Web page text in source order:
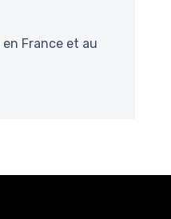
en France et au